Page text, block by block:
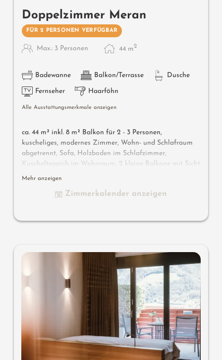
Doppelzimmer Meran
FÜR 2 PERSONEN VERFÜGBAR
Max.: 3 Personen 44 m2
Badewanne Balkon/Terrasse Dusche
Fernseher Haarföhn
Alle Ausstattungsmerkmale anzeigen
ca. 44 m² inkl. 8 m² Balkon für 2 - 3 Personen,
kuscheliges, modernes Zimmer, Wohn- und Schlafraum
abgetrennt, Sofa, Holzboden im Schlafzimmer,
Kuschelteppich im Wohnraum, 2 kleine Balkone mit Sicht
in das Meraner Land, Bad mit Badewanne, Dusche,
Safe, Garage - keine Haustiere erlaubt
Mehr anzeigen
Zimmerkalender anzeigen